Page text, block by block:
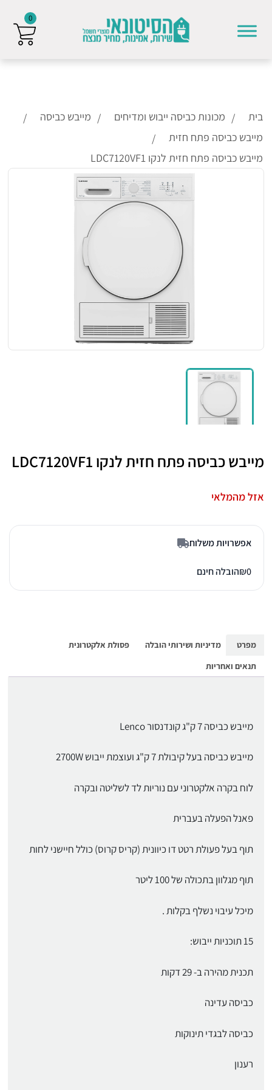
בית מכונות כביסה ייבוש ומדיחים
מייבש כביסה
מייבש כביסה פתח חזית
מייבש כביסה פתח חזית לנקו LDC7120VF1
מייבש כביסה פתח חזית לנקו LDC7120VF1
אזל מהמלאי
אפשרויות משלוח
₪0 הובלה חינם
מפרט מדיניות ושירותי הובלה
פסולת אלקטרונית
תנאים ואחריות
מייבש כביסה 7 ק"ג קונדנסור Lenco
מייבש כביסה בעל קיבולת 7 ק"ג ועוצמת ייבוש 2700W
לוח בקרה אלקטרוני עם נוריות לד לשליטה ובקרה
פאנל הפעלה בעברית
תוף בעל פעולת רטט דו כיוונית (קריס קרוס) כולל חיישני לחות
תוף מגלוון בתכולה של 100 ליטר
מיכל עיבוי נשלף בקלות .
15 תוכניות ייבוש:
תכנית מהירה ב- 29 דקות
כביסה עדינה
כביסה לבגדי תינוקות
רענון
0